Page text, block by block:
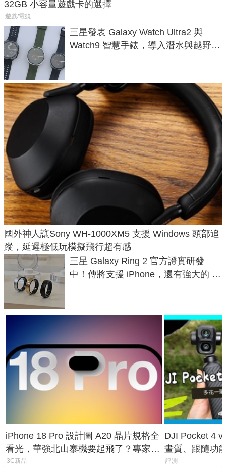
32GB 小容量遊戲卡的選擇
遊戲/電競
三星發表 Galaxy Watch Ultra2 與
Watch9 智慧手錶，導入潛水與越野跑
國外神人讓Sony WH-1000XM5 支援 Windows 頭部追
蹤，延遲極低玩模擬飛行超有感
三星 Galaxy Ring 2 官方證實研發
中！傳將支援 iPhone，還有強大的 AI
iPhone 18 Pro 設計圖 A20 晶片規格全
看光，華強北山寨機要起飛了？專家曝
山寨機無法復刻兩大關鍵
3C新品
DJI Pocket 4
畫質、跟隨功
一次看懂兩台
評測